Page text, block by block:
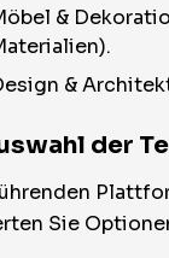
&
&
der
Sie